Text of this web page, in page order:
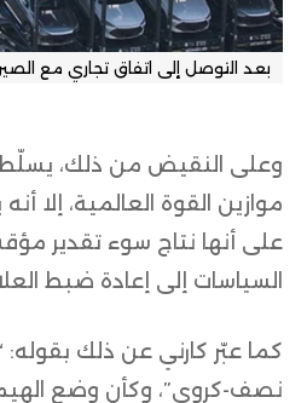
بعد التوصل إلى اتفاق تجاري مع الصين كندا تسمح باستيراد
وعلى النقيض من ذلك، يسلّط
موازين القوة العالمية،
على أنها نتاج سوء تقدير
السياسات إلى إعادة ضبط
كما عبّر كارني عن ذلك بقوله:
نصف-كروي”، وكأن وضع